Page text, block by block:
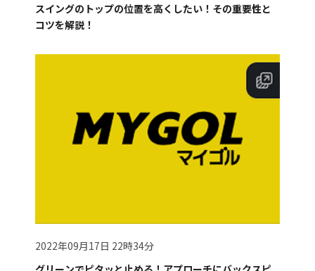
スイングのトップの位置を高くしたい！その重要性と
コツを解説！
2022年09月17日 22時34分